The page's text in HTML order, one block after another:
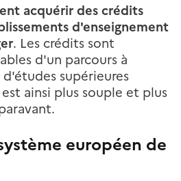
acquérir des crédits
d'enseignement
. Les crédits sont
d'un parcours à
supérieures
ainsi plus souple et plus
européen de